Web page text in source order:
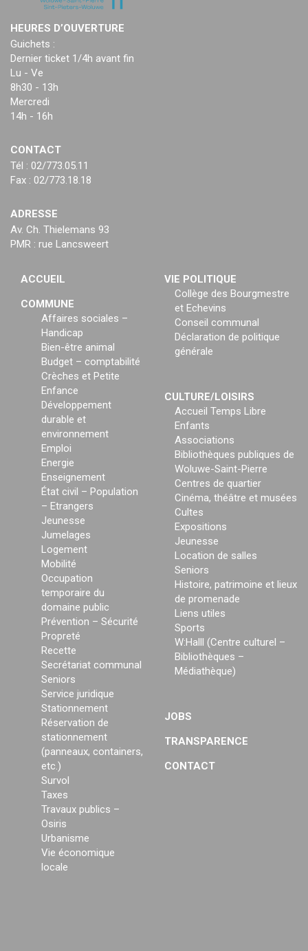
HEURES D’OUVERTURE
Guichets :
Dernier ticket 1/4h avant fin
Lu - Ve
8h30 - 13h
Mercredi
14h - 16h
CONTACT
Tél : 02/773.05.11
Fax : 02/773.18.18
ADRESSE
Av. Ch. Thielemans 93
PMR : rue Lancsweert
ACCUEIL
COMMUNE
Affaires sociales –
Handicap
Bien-être animal
Budget – comptabilité
Crèches et Petite
Enfance
Développement
durable et
environnement
Emploi
Energie
Enseignement
État civil – Population
– Etrangers
Jeunesse
Jumelages
Logement
Mobilité
Occupation
temporaire du
domaine public
Prévention – Sécurité
Propreté
Recette
Secrétariat communal
Seniors
Service juridique
Stationnement
Réservation de
stationnement
(panneaux, containers,
etc.)
Survol
Taxes
Travaux publics –
Osiris
Urbanisme
Vie économique
locale
VIE POLITIQUE
Collège des Bourgmestre
et Echevins
Conseil communal
Déclaration de politique
générale
CULTURE/LOISIRS
Accueil Temps Libre
Enfants
Associations
Bibliothèques publiques de
Woluwe-Saint-Pierre
Centres de quartier
Cinéma, théâtre et musées
Cultes
Expositions
Jeunesse
Location de salles
Seniors
Histoire, patrimoine et lieux
de promenade
Liens utiles
Sports
W:Halll (Centre culturel –
Bibliothèques –
Médiathèque)
JOBS
TRANSPARENCE
CONTACT